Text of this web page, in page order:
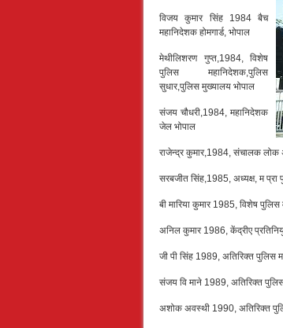
विजय कुमार सिंह 1984 बैच
महानिदेशक होमगार्ड, भोपाल
मेथीलिशरण गुप्त,1984, विशेष
पुलिस महानिदेशक,पुलिस
सुधार,पुलिस मुख्यालय भोपाल
संजय चौधरी,1984, महानिदेशक
जेल भोपाल
राजेन्द्र कुमार,1984, संचालक लोक
सरबजीत सिंह,1985, अध्यक्ष, म प्रा
बी मारिया कुमार 1985, विशेष
अनिल कुमार 1986, केंद्रीए
जी पी सिंह 1989, अतिरिक्त पुलिस
संजय वि माने 1989, अतिरिक्त
अशोक अवस्थी 1990, अतिरिक्त